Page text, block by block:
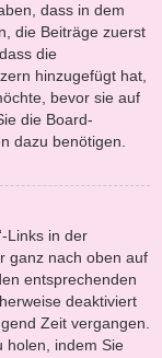
dass in dem
die Beiträge zuerst
die
hinzugefügt hat,
bevor sie auf
die Board-
dazu benötigen.
Links in der
ganz nach oben auf
entsprechenden
deaktiviert
Zeit vergangen.
holen, indem Sie